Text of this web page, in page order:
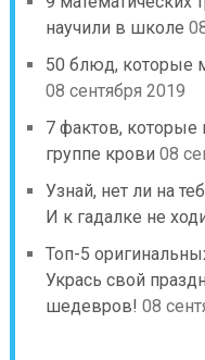
научили в школе
50 блюд, которые
08 сентября 2019
7 фактов, которые
группе крови 08
Узнай, нет ли на
И к гадалке не
Топ-5
Укрась свой
шедевров! 08